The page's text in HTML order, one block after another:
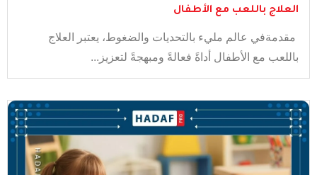
العلاج باللعب مع الأطفال
مقدمةفي عالم مليء بالتحديات والضغوط، يعتبر العلاج
باللعب مع الأطفال أداةً فعالةً ومبهجةً لتعزيز...